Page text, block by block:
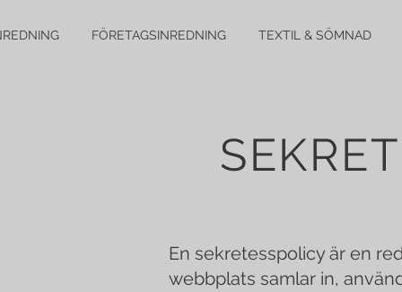
FÖRETAGSINREDNING TEXTIL & SÖMNAD
En sekretesspolicy är en
webbplats samlar in,